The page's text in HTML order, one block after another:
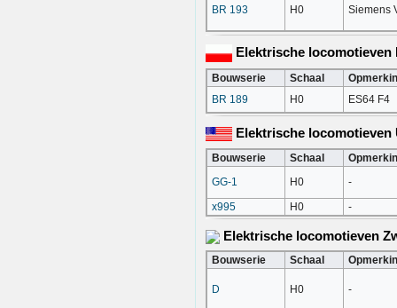
BR 193 H0 Siemens
Elektrische locomotieven
Bouwserie Schaal
BR 189
H0 ES64 F4
Elektrische locomotieven
Bouwserie Schaal
GG-1
H0
-
x995
H0 -
Elektrische locomotieven
Bouwserie Schaal
D H0 -